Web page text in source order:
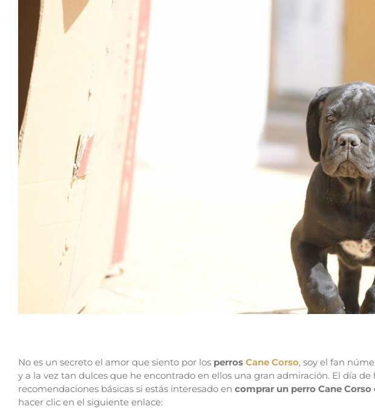
No es un secreto el amor que siento por los perros Cane Corso, soy el fan
y a la vez tan dulces que he encontrado en ellos una gran admiración. El día
recomendaciones básicas si estás interesado en comprar un perro Cane Corso
hacer clic en el siguiente enlace: